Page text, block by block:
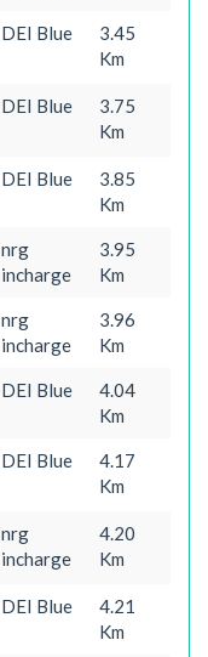
DEI Blue
3.45
Km
DEI Blue
3.75
Km
DEI Blue
3.85
Km
nrg
incharge
3.95
Km
nrg
incharge
3.96
Km
DEI Blue
4.04
Km
DEI Blue
4.17
Km
nrg
incharge
4.20
Km
DEI Blue
4.21
Km